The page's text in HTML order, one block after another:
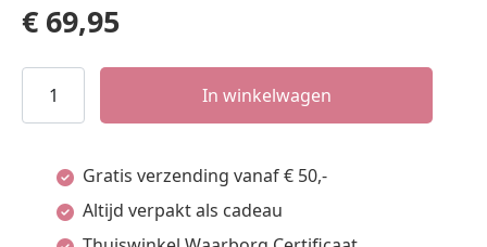
€ 69,95
Quinn
In winkelwagen
Gratis verzending vanaf € 50,-
Altijd verpakt als cadeau